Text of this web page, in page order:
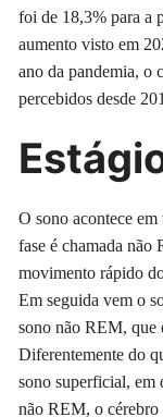
foi de 18,3% para a
aumento visto em
ano da pandemia, o
percebidos desde
O sono acontece
fase é chamada
movimento rápido
Em seguida vem o
sono não REM, que
Diferentemente do
sono superficial, em
não REM, o cérebro